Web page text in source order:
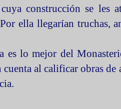
construcción se les
ella llegarían truchas,
es lo mejor del
al calificar obras